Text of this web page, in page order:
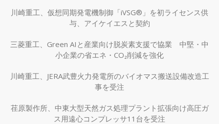
川崎重工、仮想同期発電機制御「iVSG®」を初ライセンス供
与、アイケイエスと契約
三菱重工、Green AIと産業向け脱炭素支援で協業 中堅・中
小企業の省エネ・CO₂削減を強化
川崎重工、JERA武豊火力発電所のバイオマス搬送設備改造工
事を受注
荏原製作所、中東大型天然ガス処理プラント拡張向け高圧ガ
ス用遠心コンプレッサ11台を受注